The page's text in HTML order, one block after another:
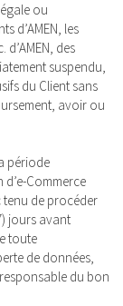
ou
d’AMEN, les
des
suspendu,
du Client sans
avoir ou
période
Commerce
tenu de procéder
jours avant
toute
de données,
du bon